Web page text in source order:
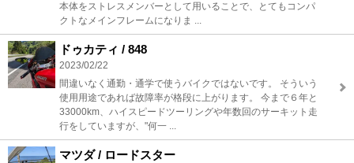
本体をストレスメンバーとして用いることで、とてもコンパ
クトなメインフレームになりま ...
ドゥカティ / 848
2023/02/22
間違いなく通勤・通学で使うバイクではないです。 そういう
使用用途であれば故障率が格段に上がります。 今まで６年と
33000km、ハイスピードツーリングや年数回のサーキット走
行をしていますが、"何一 ...
マツダ / ロードスター